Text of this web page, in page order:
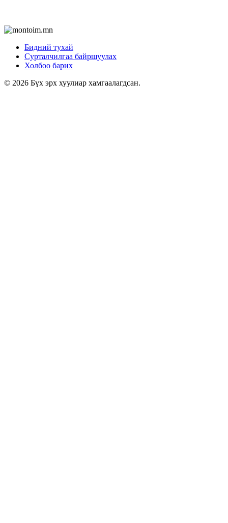
Бидний тухай
Сурталчилгаа байршуулах
Холбоо барих
© 2026 Бүх эрх хуулиар хамгаалагдсан.